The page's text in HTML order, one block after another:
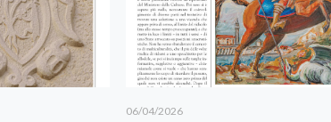
06/04/2026